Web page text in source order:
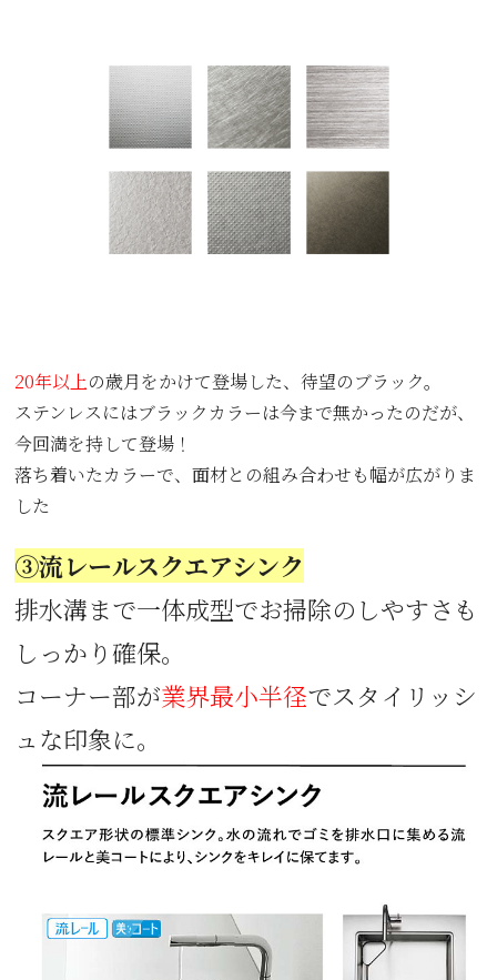
20年以上の歳月をかけて登場した、待望のブラック。
ステンレスにはブラックカラーは今まで無かったのだが、
今回満を持して登場！
落ち着いたカラーで、面材との組み合わせも幅が広がりま
した
③流レールスクエアシンク
排水溝まで一体成型でお掃除のしやすさも
しっかり確保。
コーナー部が業界最小半径でスタイリッシ
ュな印象に。